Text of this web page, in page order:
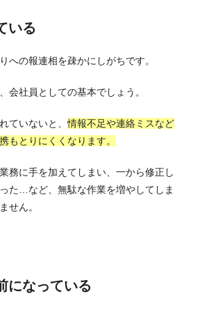
いる
への報連相を疎かにしがちです。
会社員としての基本でしょう。
ていないと、情報不足や連絡ミスなど
もとりにくくなります。
務に手を加えてしまい、一から修正し
た…など、無駄な作業を増やしてしま
せん。
になっている